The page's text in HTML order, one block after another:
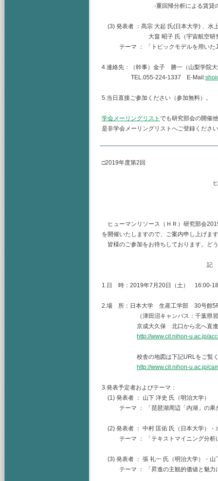
-重回帰分析による賃貸の立地と
(3) 発表者 ：髙宗 大起 氏(日本大学) 、水
大畠 昭子 氏（宇宙航空研究
テーマ ： 「トピックモデルを用いた
4.連絡先：（幹事）金子 勝一（山梨学院
TEL.055-224-1337 E-Mail:
5.当日直接ご参加ください（参加無料）。
学会メーリングリスト でも研究部会の開催
是非学会メーリングリストへご登録くださ
□2019年度第2回
ヒューマンリソース
ヒューマンリソース（ＨＲ）研究部会
を開催いたしますので、ご案内申し上げま
皆様のご参加をお待ちしております。ど
記
1.日 時：2019年7月20日（土） 16:00-
2.場 所：日本大学 生産工学部 30号館
（津田沼キャンパス：千葉県習志
京成大久保 北口から北へ直進
http://www.cit.nihon-u.ac.jp/
校舎の地図は下記URLをご覧くだ
http://www.cit.nihon-u.ac.jp/
3.発表予定者およびテーマ：
(1) 発表者 ： 山下 洋史 氏（明治大学）
テーマ ： 「琵琶湖周辺「内湖」の果
(2) 発表者 ： 中村 匡佑 氏（日本大学）・
テーマ ： 「テキストマイニング分析
(3) 発表者 ： 張 礼一 氏（明治大学）・山
テーマ ： 「昇進の主観的価値と魅力